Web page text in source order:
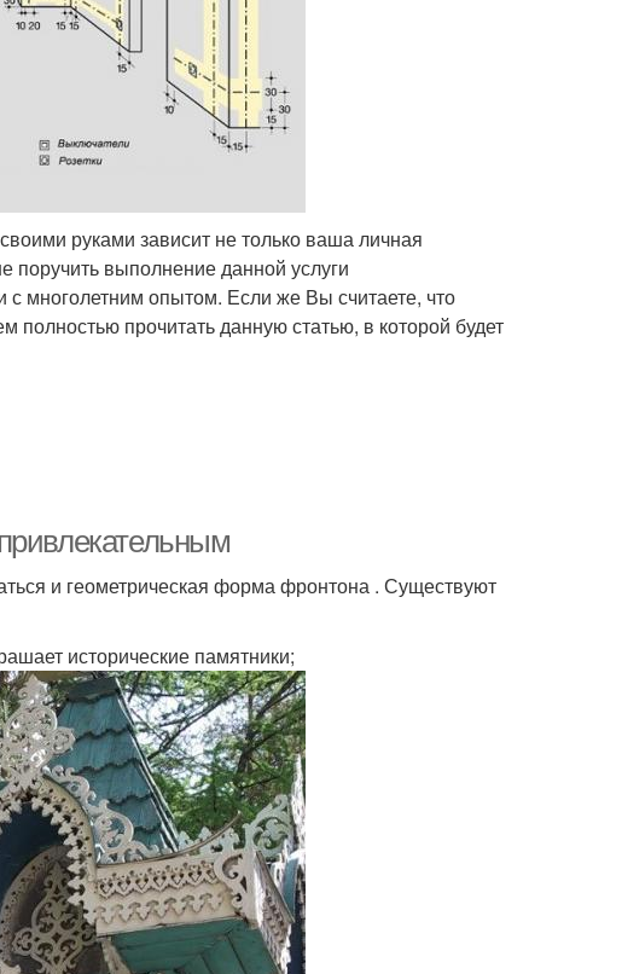
руками зависит не только ваша личная
поручить выполнение данной услуги
с многолетним опытом. Если же Вы считаете, что
прочитать данную статью, в которой будет
и геометрическая форма фронтона . Существуют
исторические памятники;